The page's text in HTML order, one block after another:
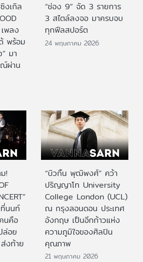
งเกิล
พลง
พร้อม
มา
ผ่าน
“ช่อง 9” จัด 3 รายการ
3 สไตล์ลงจอ มาครบจบ
ทุกฟีลสปอร์ต
24 พฤษภาคม 2026
!
ที่นนท์
นคือ
ล่อย
งท้าย
“บิวกิ้น พุฒิพงศ์” คว้า
ปริญญาโท University
College London (UCL)
ณ กรุงลอนดอน ประเทศ
อังกฤษ เป็นอีกก้าวแห่ง
ความภูมิใจของศิลปิน
คุณภาพ
21 พฤษภาคม 2026